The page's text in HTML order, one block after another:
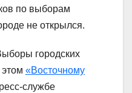
по выборам
не открылся.
городских
«Восточному
службе